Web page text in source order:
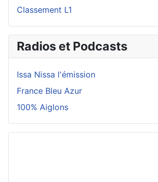
Classement L1
Radios et Podcasts
Issa Nissa l'émission
France Bleu Azur
100% Aiglons